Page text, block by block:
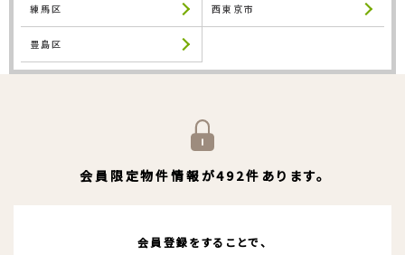
練馬区 西東京市
豊島区
会員限定物件情報が492件あります。
会員登録をすることで、